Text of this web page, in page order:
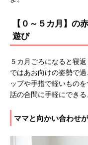
【０～５カ月】の
遊び
５カ月ごろになると寝
ではあお向けの姿勢で
ップや手指で軽いもの
話の合間に手軽にできる
ママと向かい合わせ